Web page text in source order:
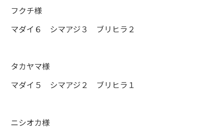
フクチ様
マダイ６ シマアジ３ ブリヒラ２
タカヤマ様
マダイ５ シマアジ２ ブリヒラ１
ニシオカ様